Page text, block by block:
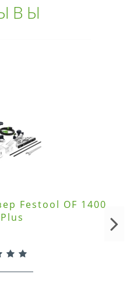
Festool OF 1400